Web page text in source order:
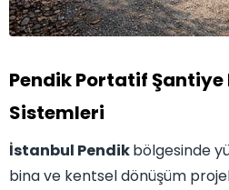
Pendik Portatif
Sistemleri
İstanbul Pendikbölgesinde
bina ve kentsel dönüşüm